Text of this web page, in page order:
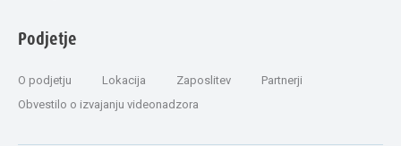
Podjetje
O podjetju Lokacija Zaposlitev
Partnerji
Obvestilo o izvajanju videonadzora